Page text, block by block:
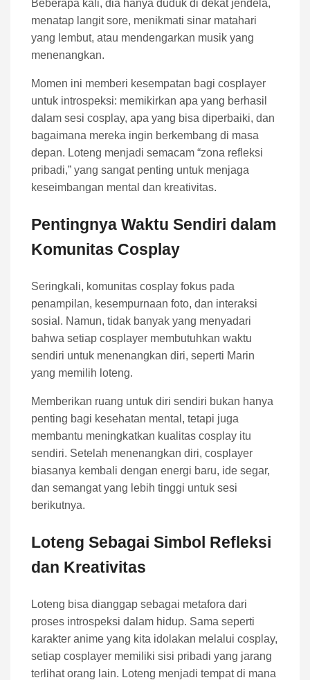
Beberapa kali, dia hanya duduk di dekat jendela,
menatap langit sore, menikmati sinar matahari
yang lembut, atau mendengarkan musik yang
menenangkan.
Momen ini memberi kesempatan bagi cosplayer
untuk introspeksi: memikirkan apa yang berhasil
dalam sesi cosplay, apa yang bisa diperbaiki, dan
bagaimana mereka ingin berkembang di masa
depan. Loteng menjadi semacam “zona refleksi
pribadi,” yang sangat penting untuk menjaga
keseimbangan mental dan kreativitas.
Pentingnya Waktu Sendiri dalam
Komunitas Cosplay
Seringkali, komunitas cosplay fokus pada
penampilan, kesempurnaan foto, dan interaksi
sosial. Namun, tidak banyak yang menyadari
bahwa setiap cosplayer membutuhkan waktu
sendiri untuk menenangkan diri, seperti Marin
yang memilih loteng.
Memberikan ruang untuk diri sendiri bukan hanya
penting bagi kesehatan mental, tetapi juga
membantu meningkatkan kualitas cosplay itu
sendiri. Setelah menenangkan diri, cosplayer
biasanya kembali dengan energi baru, ide segar,
dan semangat yang lebih tinggi untuk sesi
berikutnya.
Loteng Sebagai Simbol Refleksi
dan Kreativitas
Loteng bisa dianggap sebagai metafora dari
proses introspeksi dalam hidup. Sama seperti
karakter anime yang kita idolakan melalui cosplay,
setiap cosplayer memiliki sisi pribadi yang jarang
terlihat orang lain. Loteng menjadi tempat di mana